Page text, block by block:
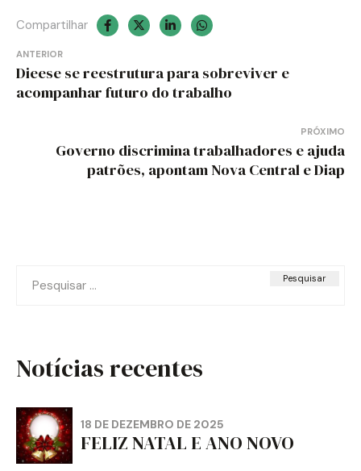
Compartilhar
Navegação
de
ANTERIOR
Dieese se reestrutura para sobreviver e
acompanhar futuro do trabalho
PRÓXIMO
Governo discrimina trabalhadores e ajuda
patrões, apontam Nova Central e Diap
por:
Notícias recentes
18 DE DEZEMBRO DE 2025
FELIZ NATAL E ANO NOVO